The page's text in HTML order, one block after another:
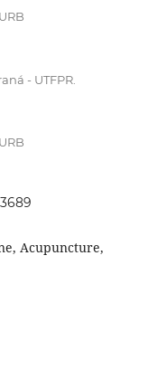
- UTFPR.
Acupuncture,